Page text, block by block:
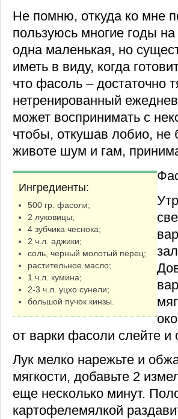
Не помню, откуда ко мне
пользуюсь многие годы
одна маленькая, но
иметь в виду, когда
что фасоль – достаточно
нетренированный
может воспринимать с
чтобы, откушав лобио, не
животе шум и гам,
Ингредиенты:
500 гр. фасоли;
2 луковицы;
4 зубчика чеснока;
2 ч.л. аджики;
соль, черный молотый перец;
растительное масло;
1 ч.л. кумина;
2-3 ч.л. уцхо сунели;
большой пучок кинзы.
от варки фасоли слейте и
Лук мелко нарежьте и
мягкости, добавьте 2
еще несколько минут.
картофелемялкой